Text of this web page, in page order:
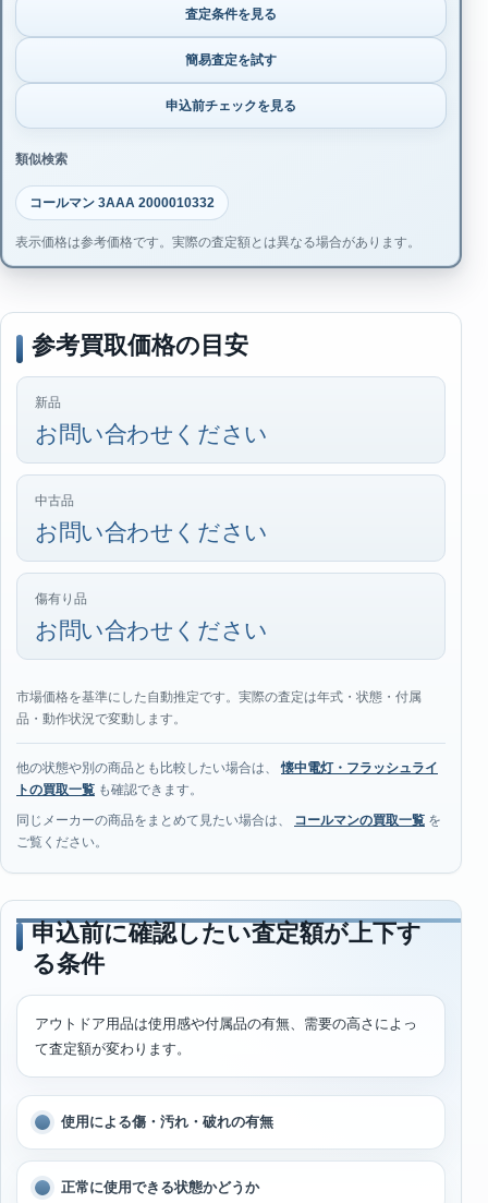
査定条件を見る
簡易査定を試す
申込前チェックを見る
類似検索
コールマン 3AAA 2000010332
表示価格は参考価格です。実際の査定額とは異なる場合があります。
参考買取価格の目安
新品
お問い合わせください
中古品
お問い合わせください
傷有り品
お問い合わせください
市場価格を基準にした自動推定です。実際の査定は年式・状態・付属
品・動作状況で変動します。
他の状態や別の商品とも比較したい場合は、懐中電灯・フラッシュライ
トの買取一覧 も確認できます。
同じメーカーの商品をまとめて見たい場合は、 コールマンの買取一覧 を
ご覧ください。
申込前に確認したい査定額が上下す
る条件
アウトドア用品は使用感や付属品の有無、需要の高さによっ
て査定額が変わります。
使用による傷・汚れ・破れの有無
正常に使用できる状態かどうか